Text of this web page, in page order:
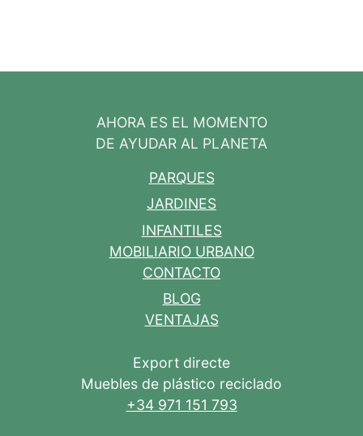
AHORA ES EL MOMENTO
DE AYUDAR AL PLANETA
PARQUES
JARDINES
INFANTILES
MOBILIARIO URBANO
CONTACTO
BLOG
VENTAJAS
Export directe
Muebles de plástico reciclado
+34 971 151 793